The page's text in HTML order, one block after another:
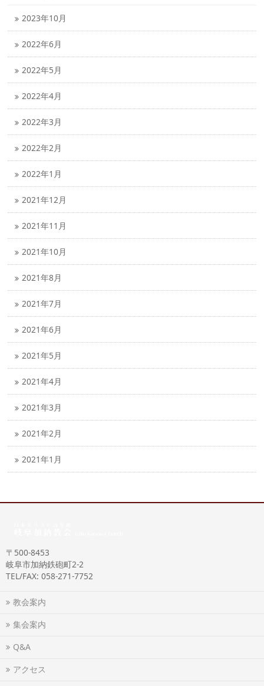
2023年10月
2022年6月
2022年5月
2022年4月
2022年3月
2022年2月
2022年1月
2021年12月
2021年11月
2021年10月
2021年8月
2021年7月
2021年6月
2021年5月
2021年4月
2021年3月
2021年2月
2021年1月
〒500-8453
岐阜市加納鉄砲町2-2
TEL/FAX: 058-271-7752
教会案内
集会案内
Q&A
アクセス